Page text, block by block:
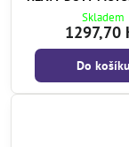
Skladem
1297,70
Do košíku